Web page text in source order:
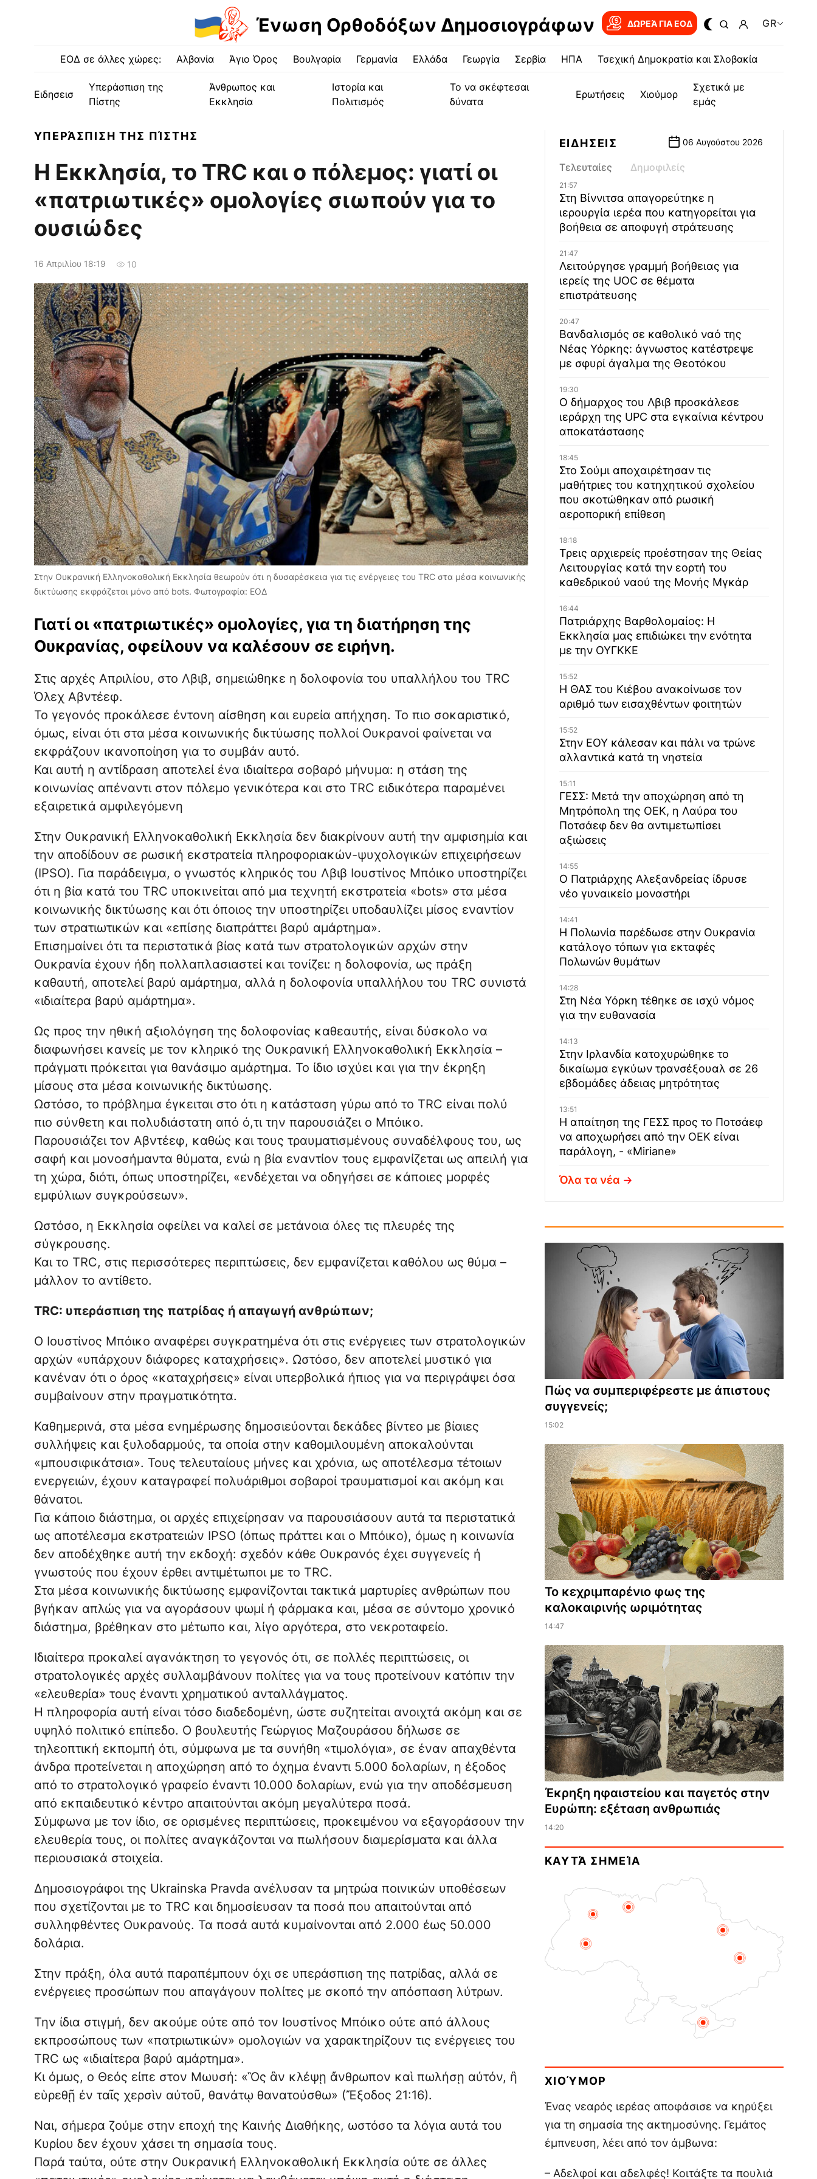
Ένωση Ορθοδόξων Δημοσιογράφων ΔΩΡΕΆ ΓΙΑ EOΔ GR
ΕΟΔ σε άλλες χώρες: Αλβανία Άγιο Όρος Βουλγαρία Γερμανία Ελλάδα Γεωργία Σερβία ΗΠΑ Τσεχική Δημοκρατία και Σλοβακία
Ειδησεισ
Υπεράσπιση της
Πίστης
Άνθρωπος και
Εκκλησία
Ιστορία και
Πολιτισμός
Το να σκέφτεσαι
δύνατα
Ερωτήσεις Χιούμορ
Σχετικά με
εμάς
ΥΠΕΡΆΣΠΙΣΗ ΤΗΣ ΠΊΣΤΗΣ
Η Εκκλησία, το TRC και ο πόλεμος: γιατί οι
«πατριωτικές» ομολογίες σιωπούν για το
ουσιώδες
16 Απριλίου 18:19 10
Στην Ουκρανική Ελληνοκαθολική Εκκλησία θεωρούν ότι η δυσαρέσκεια για τις ενέργειες του TRC στα μέσα κοινωνικής
δικτύωσης εκφράζεται μόνο από bots. Φωτογραφία: ΕΟΔ
Γιατί οι «πατριωτικές» ομολογίες, για τη διατήρηση της
Ουκρανίας, οφείλουν να καλέσουν σε ειρήνη.
Στις αρχές Απριλίου, στο Λβιβ, σημειώθηκε η δολοφονία του υπαλλήλου του TRC
Όλεχ Αβντέεφ.
Το γεγονός προκάλεσε έντονη αίσθηση και ευρεία απήχηση. Το πιο σοκαριστικό,
όμως, είναι ότι στα μέσα κοινωνικής δικτύωσης πολλοί Ουκρανοί φαίνεται να
εκφράζουν ικανοποίηση για το συμβάν αυτό.
Και αυτή η αντίδραση αποτελεί ένα ιδιαίτερα σοβαρό μήνυμα: η στάση της
κοινωνίας απέναντι στον πόλεμο γενικότερα και στο TRC ειδικότερα παραμένει
εξαιρετικά αμφιλεγόμενη
Στην Ουκρανική Ελληνοκαθολική Εκκλησία δεν διακρίνουν αυτή την αμφισημία και
την αποδίδουν σε ρωσική εκστρατεία πληροφοριακών-ψυχολογικών επιχειρήσεων
(IPSO). Για παράδειγμα, ο γνωστός κληρικός του Λβιβ Ιουστίνος Μπόικο υποστηρίζει
ότι η βία κατά του TRC υποκινείται από μια τεχνητή εκστρατεία «bots» στα μέσα
κοινωνικής δικτύωσης και ότι όποιος την υποστηρίζει υποδαυλίζει μίσος εναντίον
των στρατιωτικών και «επίσης διαπράττει βαρύ αμάρτημα».
Επισημαίνει ότι τα περιστατικά βίας κατά των στρατολογικών αρχών στην
Ουκρανία έχουν ήδη πολλαπλασιαστεί και τονίζει: η δολοφονία, ως πράξη
καθαυτή, αποτελεί βαρύ αμάρτημα, αλλά η δολοφονία υπαλλήλου του TRC συνιστά
«ιδιαίτερα βαρύ αμάρτημα».
Ως προς την ηθική αξιολόγηση της δολοφονίας καθεαυτής, είναι δύσκολο να
διαφωνήσει κανείς με τον κληρικό της Ουκρανική Ελληνοκαθολική Εκκλησία –
πράγματι πρόκειται για θανάσιμο αμάρτημα. Το ίδιο ισχύει και για την έκρηξη
μίσους στα μέσα κοινωνικής δικτύωσης.
Ωστόσο, το πρόβλημα έγκειται στο ότι η κατάσταση γύρω από το TRC είναι πολύ
πιο σύνθετη και πολυδιάστατη από ό,τι την παρουσιάζει ο Μπόικο.
Παρουσιάζει τον Αβντέεφ, καθώς και τους τραυματισμένους συναδέλφους του, ως
σαφή και μονοσήμαντα θύματα, ενώ η βία εναντίον τους εμφανίζεται ως απειλή για
τη χώρα, διότι, όπως υποστηρίζει, «ενδέχεται να οδηγήσει σε κάποιες μορφές
εμφύλιων συγκρούσεων».
Ωστόσο, η Εκκλησία οφείλει να καλεί σε μετάνοια όλες τις πλευρές της
σύγκρουσης.
Και το TRC, στις περισσότερες περιπτώσεις, δεν εμφανίζεται καθόλου ως θύμα –
μάλλον το αντίθετο.
TRC: υπεράσπιση της πατρίδας ή απαγωγή ανθρώπων;
Ο Ιουστίνος Μπόικο αναφέρει συγκρατημένα ότι στις ενέργειες των στρατολογικών
αρχών «υπάρχουν διάφορες καταχρήσεις». Ωστόσο, δεν αποτελεί μυστικό για
κανέναν ότι ο όρος «καταχρήσεις» είναι υπερβολικά ήπιος για να περιγράψει όσα
συμβαίνουν στην πραγματικότητα.
Καθημερινά, στα μέσα ενημέρωσης δημοσιεύονται δεκάδες βίντεο με βίαιες
συλλήψεις και ξυλοδαρμούς, τα οποία στην καθομιλουμένη αποκαλούνται
«μπουσιφικάτσια». Τους τελευταίους μήνες και χρόνια, ως αποτέλεσμα τέτοιων
ενεργειών, έχουν καταγραφεί πολυάριθμοι σοβαροί τραυματισμοί και ακόμη και
θάνατοι.
Για κάποιο διάστημα, οι αρχές επιχείρησαν να παρουσιάσουν αυτά τα περιστατικά
ως αποτέλεσμα εκστρατειών IPSO (όπως πράττει και ο Μπόικο), όμως η κοινωνία
δεν αποδέχθηκε αυτή την εκδοχή: σχεδόν κάθε Ουκρανός έχει συγγενείς ή
γνωστούς που έχουν έρθει αντιμέτωποι με το TRC.
Στα μέσα κοινωνικής δικτύωσης εμφανίζονται τακτικά μαρτυρίες ανθρώπων που
βγήκαν απλώς για να αγοράσουν ψωμί ή φάρμακα και, μέσα σε σύντομο χρονικό
διάστημα, βρέθηκαν στο μέτωπο και, λίγο αργότερα, στο νεκροταφείο.
Ιδιαίτερα προκαλεί αγανάκτηση το γεγονός ότι, σε πολλές περιπτώσεις, οι
στρατολογικές αρχές συλλαμβάνουν πολίτες για να τους προτείνουν κατόπιν την
«ελευθερία» τους έναντι χρηματικού ανταλλάγματος.
Η πληροφορία αυτή είναι τόσο διαδεδομένη, ώστε συζητείται ανοιχτά ακόμη και σε
υψηλό πολιτικό επίπεδο. Ο βουλευτής Γεώργιος Μαζουράσου δήλωσε σε
τηλεοπτική εκπομπή ότι, σύμφωνα με τα συνήθη «τιμολόγια», σε έναν απαχθέντα
άνδρα προτείνεται η αποχώρηση από το όχημα έναντι 5.000 δολαρίων, η έξοδος
από το στρατολογικό γραφείο έναντι 10.000 δολαρίων, ενώ για την αποδέσμευση
από εκπαιδευτικό κέντρο απαιτούνται ακόμη μεγαλύτερα ποσά.
Σύμφωνα με τον ίδιο, σε ορισμένες περιπτώσεις, προκειμένου να εξαγοράσουν την
ελευθερία τους, οι πολίτες αναγκάζονται να πωλήσουν διαμερίσματα και άλλα
περιουσιακά στοιχεία.
Δημοσιογράφοι της Ukrainska Pravda ανέλυσαν τα μητρώα ποινικών υποθέσεων
που σχετίζονται με το TRC και δημοσίευσαν τα ποσά που απαιτούνται από
συλληφθέντες Ουκρανούς. Τα ποσά αυτά κυμαίνονται από 2.000 έως 50.000
δολάρια.
Στην πράξη, όλα αυτά παραπέμπουν όχι σε υπεράσπιση της πατρίδας, αλλά σε
ενέργειες προσώπων που απαγάγουν πολίτες με σκοπό την απόσπαση λύτρων.
Την ίδια στιγμή, δεν ακούμε ούτε από τον Ιουστίνος Μπόικο ούτε από άλλους
εκπροσώπους των «πατριωτικών» ομολογιών να χαρακτηρίζουν τις ενέργειες του
TRC ως «ιδιαίτερα βαρύ αμάρτημα».
Κι όμως, ο Θεός είπε στον Μωυσή: «Ὃς ἂν κλέψῃ ἄνθρωπον καὶ πωλήσῃ αὐτόν, ἢ
εὑρεθῇ ἐν ταῖς χερσὶν αὐτοῦ, θανάτῳ θανατούσθω» (Ἔξοδος 21:16).
Ναι, σήμερα ζούμε στην εποχή της Καινής Διαθήκης, ωστόσο τα λόγια αυτά του
Κυρίου δεν έχουν χάσει τη σημασία τους.
Παρά ταύτα, ούτε στην Ουκρανική Ελληνοκαθολική Εκκλησία ούτε σε άλλες
ΕΙΔΗΣΕΙΣ 06 Αυγούστου 2026
Τελευταίες Δημοφιλείς
21:57
Στη Βίννιτσα απαγορεύτηκε η
ιερουργία ιερέα που κατηγορείται για
βοήθεια σε αποφυγή στράτευσης
21:47
Λειτούργησε γραμμή βοήθειας για
ιερείς της UOC σε θέματα
επιστράτευσης
20:47
Βανδαλισμός σε καθολικό ναό της
Νέας Υόρκης: άγνωστος κατέστρεψε
με σφυρί άγαλμα της Θεοτόκου
19:30
Ο δήμαρχος του Λβιβ προσκάλεσε
ιεράρχη της UPC στα εγκαίνια κέντρου
αποκατάστασης
18:45
Στο Σούμι αποχαιρέτησαν τις
μαθήτριες του κατηχητικού σχολείου
που σκοτώθηκαν από ρωσική
αεροπορική επίθεση
18:18
Τρεις αρχιερείς προέστησαν της Θείας
Λειτουργίας κατά την εορτή του
καθεδρικού ναού της Μονής Μγκάρ
16:44
Πατριάρχης Βαρθολομαίος: Η
Εκκλησία μας επιδιώκει την ενότητα
με την ΟΥΓΚΚΕ
15:52
Η ΘΑΣ του Κιέβου ανακοίνωσε τον
αριθμό των εισαχθέντων φοιτητών
15:52
Στην ΕΟΥ κάλεσαν και πάλι να τρώνε
αλλαντικά κατά τη νηστεία
15:11
ΓΕΣΣ: Μετά την αποχώρηση από τη
Μητρόπολη της ΟΕΚ, η Λαύρα του
Ποτσάεφ δεν θα αντιμετωπίσει
αξιώσεις
14:55
Ο Πατριάρχης Αλεξανδρείας ίδρυσε
νέο γυναικείο μοναστήρι
14:41
Η Πολωνία παρέδωσε στην Ουκρανία
κατάλογο τόπων για εκταφές
Πολωνών θυμάτων
14:28
Στη Νέα Υόρκη τέθηκε σε ισχύ νόμος
για την ευθανασία
14:13
Στην Ιρλανδία κατοχυρώθηκε το
δικαίωμα εγκύων τρανσέξουαλ σε 26
εβδομάδες άδειας μητρότητας
13:51
Η απαίτηση της ΓΕΣΣ προς το Ποτσάεφ
να αποχωρήσει από την ΟΕΚ είναι
παράλογη, - «Miriane»
Όλα τα νέα
Πώς να συμπεριφέρεστε με άπιστους
συγγενείς;
15:02
Το κεχριμπαρένιο φως της
καλοκαιρινής ωριμότητας
14:47
Έκρηξη ηφαιστείου και παγετός στην
Ευρώπη: εξέταση ανθρωπιάς
14:20
ΚΑΥΤΆ ΣΗΜΕΊΑ
ΧΙΟΎΜΟΡ
Ένας νεαρός ιερέας αποφάσισε να κηρύξει
για τη σημασία της ακτημοσύνης. Γεμάτος
έμπνευση, λέει από τον άμβωνα:
– Αδελφοί και αδελφές! Κοιτάξτε τα πουλιά